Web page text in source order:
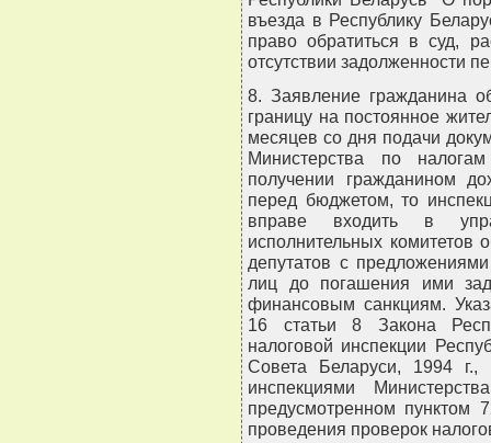
въезда в Республику
право обратиться в суд,
отсутствии задолженности
8. Заявление гражданина
границу на постоянное
месяцев со дня подачи
Министерства по
получении гражданином
перед бюджетом, то
вправе входить в
исполнительных комитетов
депутатов с
лиц до погашения ими
финансовым санкциям.
16 статьи 8 Закона
налоговой инспекции
Совета Беларуси, 1994
инспекциями
предусмотренном пунктом
проведения проверок